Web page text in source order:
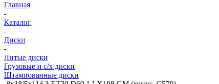
Главная
-
Каталог
-
Диски
-
Литые диски
Грузовые и с/х диски
Штампованные диски